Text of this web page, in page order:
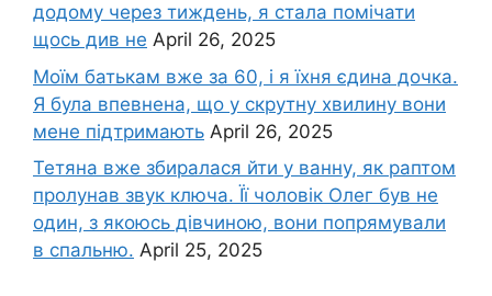
додому через тиждень, я стала помічати
щось див не April 26, 2025
Моїм батькам вже за 60, і я їхня єдина дочка.
Я була впевнена, що у скрутну хвилину вони
мене підтримають April 26, 2025
Тетяна вже збиралася йти у ванну, як раптом
пролунав звук ключа. Її чоловік Олег був не
один, з якоюсь дівчиною, вони попрямували
в спальню. April 25, 2025